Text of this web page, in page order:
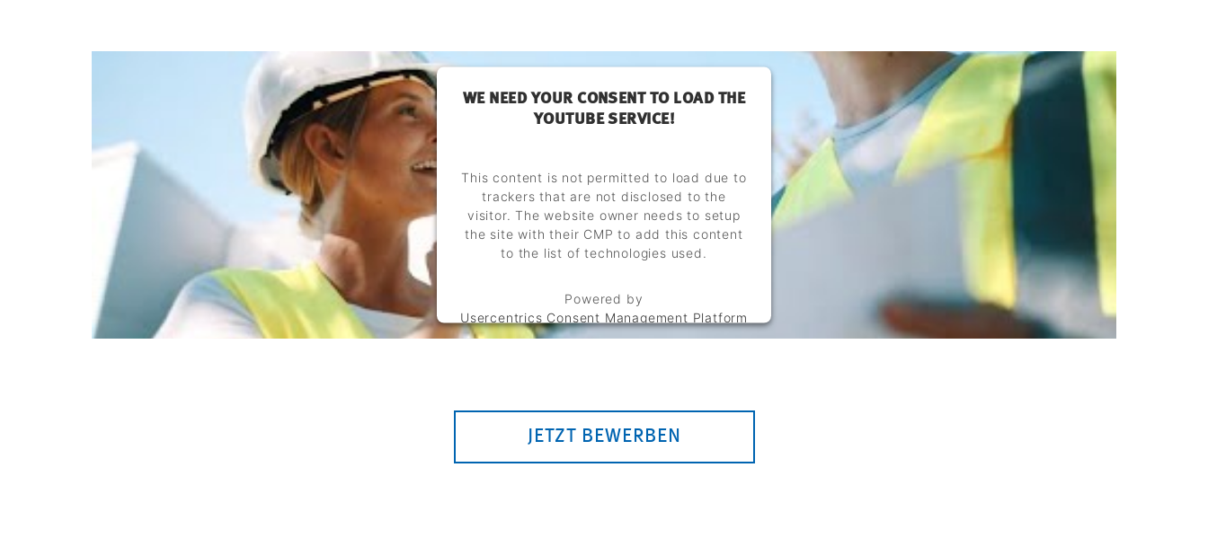
WE NEED YOUR CONSENT TO LOAD THE
YOUTUBE SERVICE!
This content is not permitted to load due to
trackers that are not disclosed to the
visitor. The website owner needs to setup
the site with their CMP to add this content
to the list of technologies used.
Powered by
Usercentrics Consent Management Platform
JETZT BEWERBEN